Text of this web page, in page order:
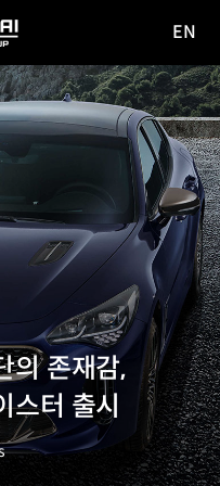
사이
이동
EN
의 존재감,
스터 출시